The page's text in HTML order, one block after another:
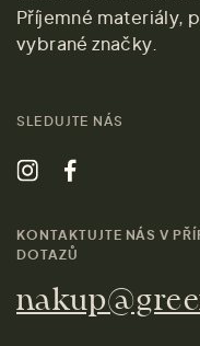
Příjemné materiály,
vybrané značky.
SLEDUJTE NÁS
KONTAKTUJTE NÁS V
DOTAZŮ